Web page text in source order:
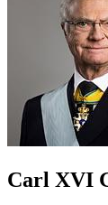
Carl XVI